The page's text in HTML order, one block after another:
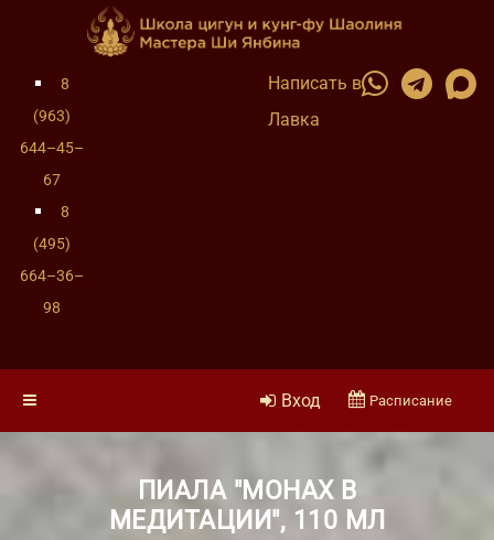
8
(963)
644–45–
67
8
(495)
664–36–
98
Написать в
Лавка
Вход Расписание
ПИАЛА "МОНАХ В
МЕДИТАЦИИ", 110 МЛ